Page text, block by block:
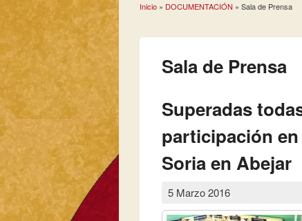
Se encuentra usted
Inicio » DOCUMENTACIÓN » Sala de Prensa
Sala de Prensa
Superadas
participación en
Soria en Abejar
5 Marzo 2016